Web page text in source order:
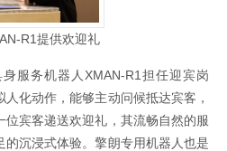
R1提供欢迎礼
服务机器人XMAN-R1担任迎宾岗
化动作，能够主动问候抵达宾客，
宾客递送欢迎礼，其流畅自然的服
沉浸式体验。擎朗专用机器人也是